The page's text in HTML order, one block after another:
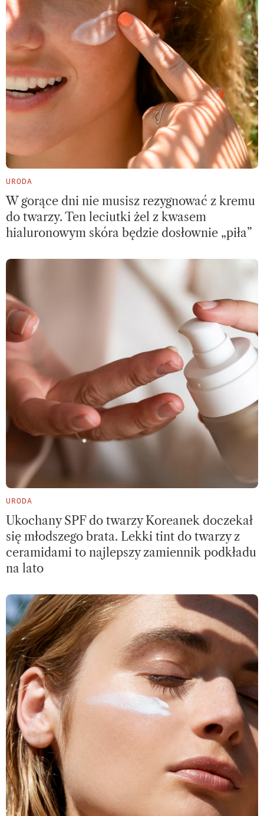
URODA
W gorące dni nie musisz rezygnować z kremu
do twarzy. Ten leciutki żel z kwasem
hialuronowym skóra będzie dosłownie „piła”
URODA
Ukochany SPF do twarzy Koreanek doczekał
się młodszego brata. Lekki tint do twarzy z
ceramidami to najlepszy zamiennik podkładu
na lato